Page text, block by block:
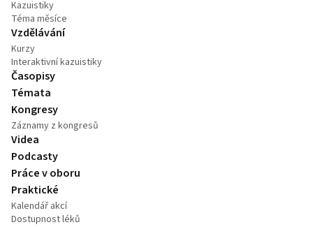
Kazuistiky
Téma měsíce
Vzdělávání
Kurzy
Interaktivní kazuistiky
Časopisy
Témata
Kongresy
Záznamy z kongresů
Videa
Podcasty
Práce v oboru
Praktické
Kalendář akcí
Dostupnost léků